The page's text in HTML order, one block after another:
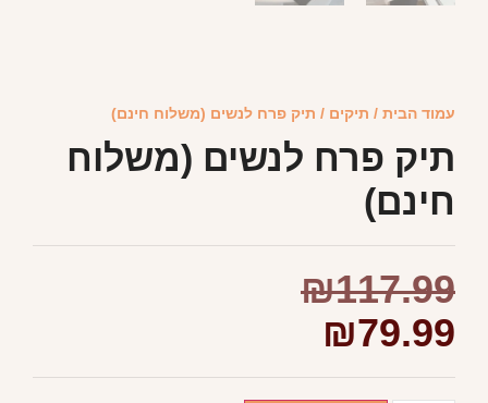
עמוד הבית / תיקים / תיק פרח לנשים (משלוח חינם)
תיק פרח לנשים (משלוח
חינם)
₪117.99
₪79.99